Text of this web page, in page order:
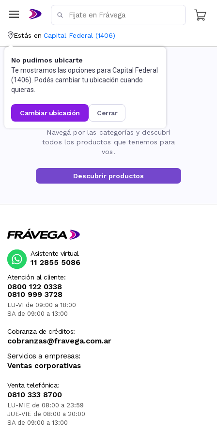
Estás en Capital Federal (1406)
No pudimos ubicarte
Te mostramos las opciones para Capital Federal
(1406). Podés cambiar tu ubicación cuando
quieras.
cambiar ubicación cerrar
La página no existe
Navegá por las categorías y descubrí
todos los productos que tenemos para
vos.
Descubrir productos
Atención al cliente:
0800 122 0338
0810 999 3728
LU-VI de 09:00 a 18:00
SA de 09:00 a 13:00
Cobranza de créditos:
cobranzas@fravega.com.ar
Servicios a empresas:
Ventas corporativas
Venta telefónica:
0810 333 8700
LU-MIE de 08:00 a 23:59
JUE-VIE de 08:00 a 20:00
SA de 09:00 a 13:00
Asistente virtual
11 2855 5086